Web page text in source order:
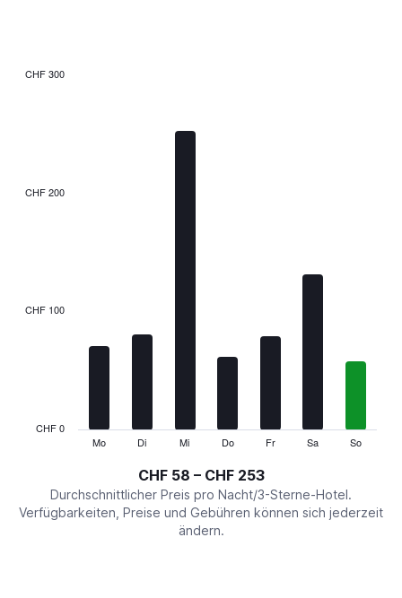
The
categories.
values.
Range:
Mo Di Mi Do Fr Sa So
CHF 0
CHF 100
CHF 200
CHF 300
CHF 58 – CHF 253
Durchschnittlicher Preis pro Nacht/3-Sterne-Hotel.
Verfügbarkeiten, Preise und Gebühren können sich jederzeit
ändern.